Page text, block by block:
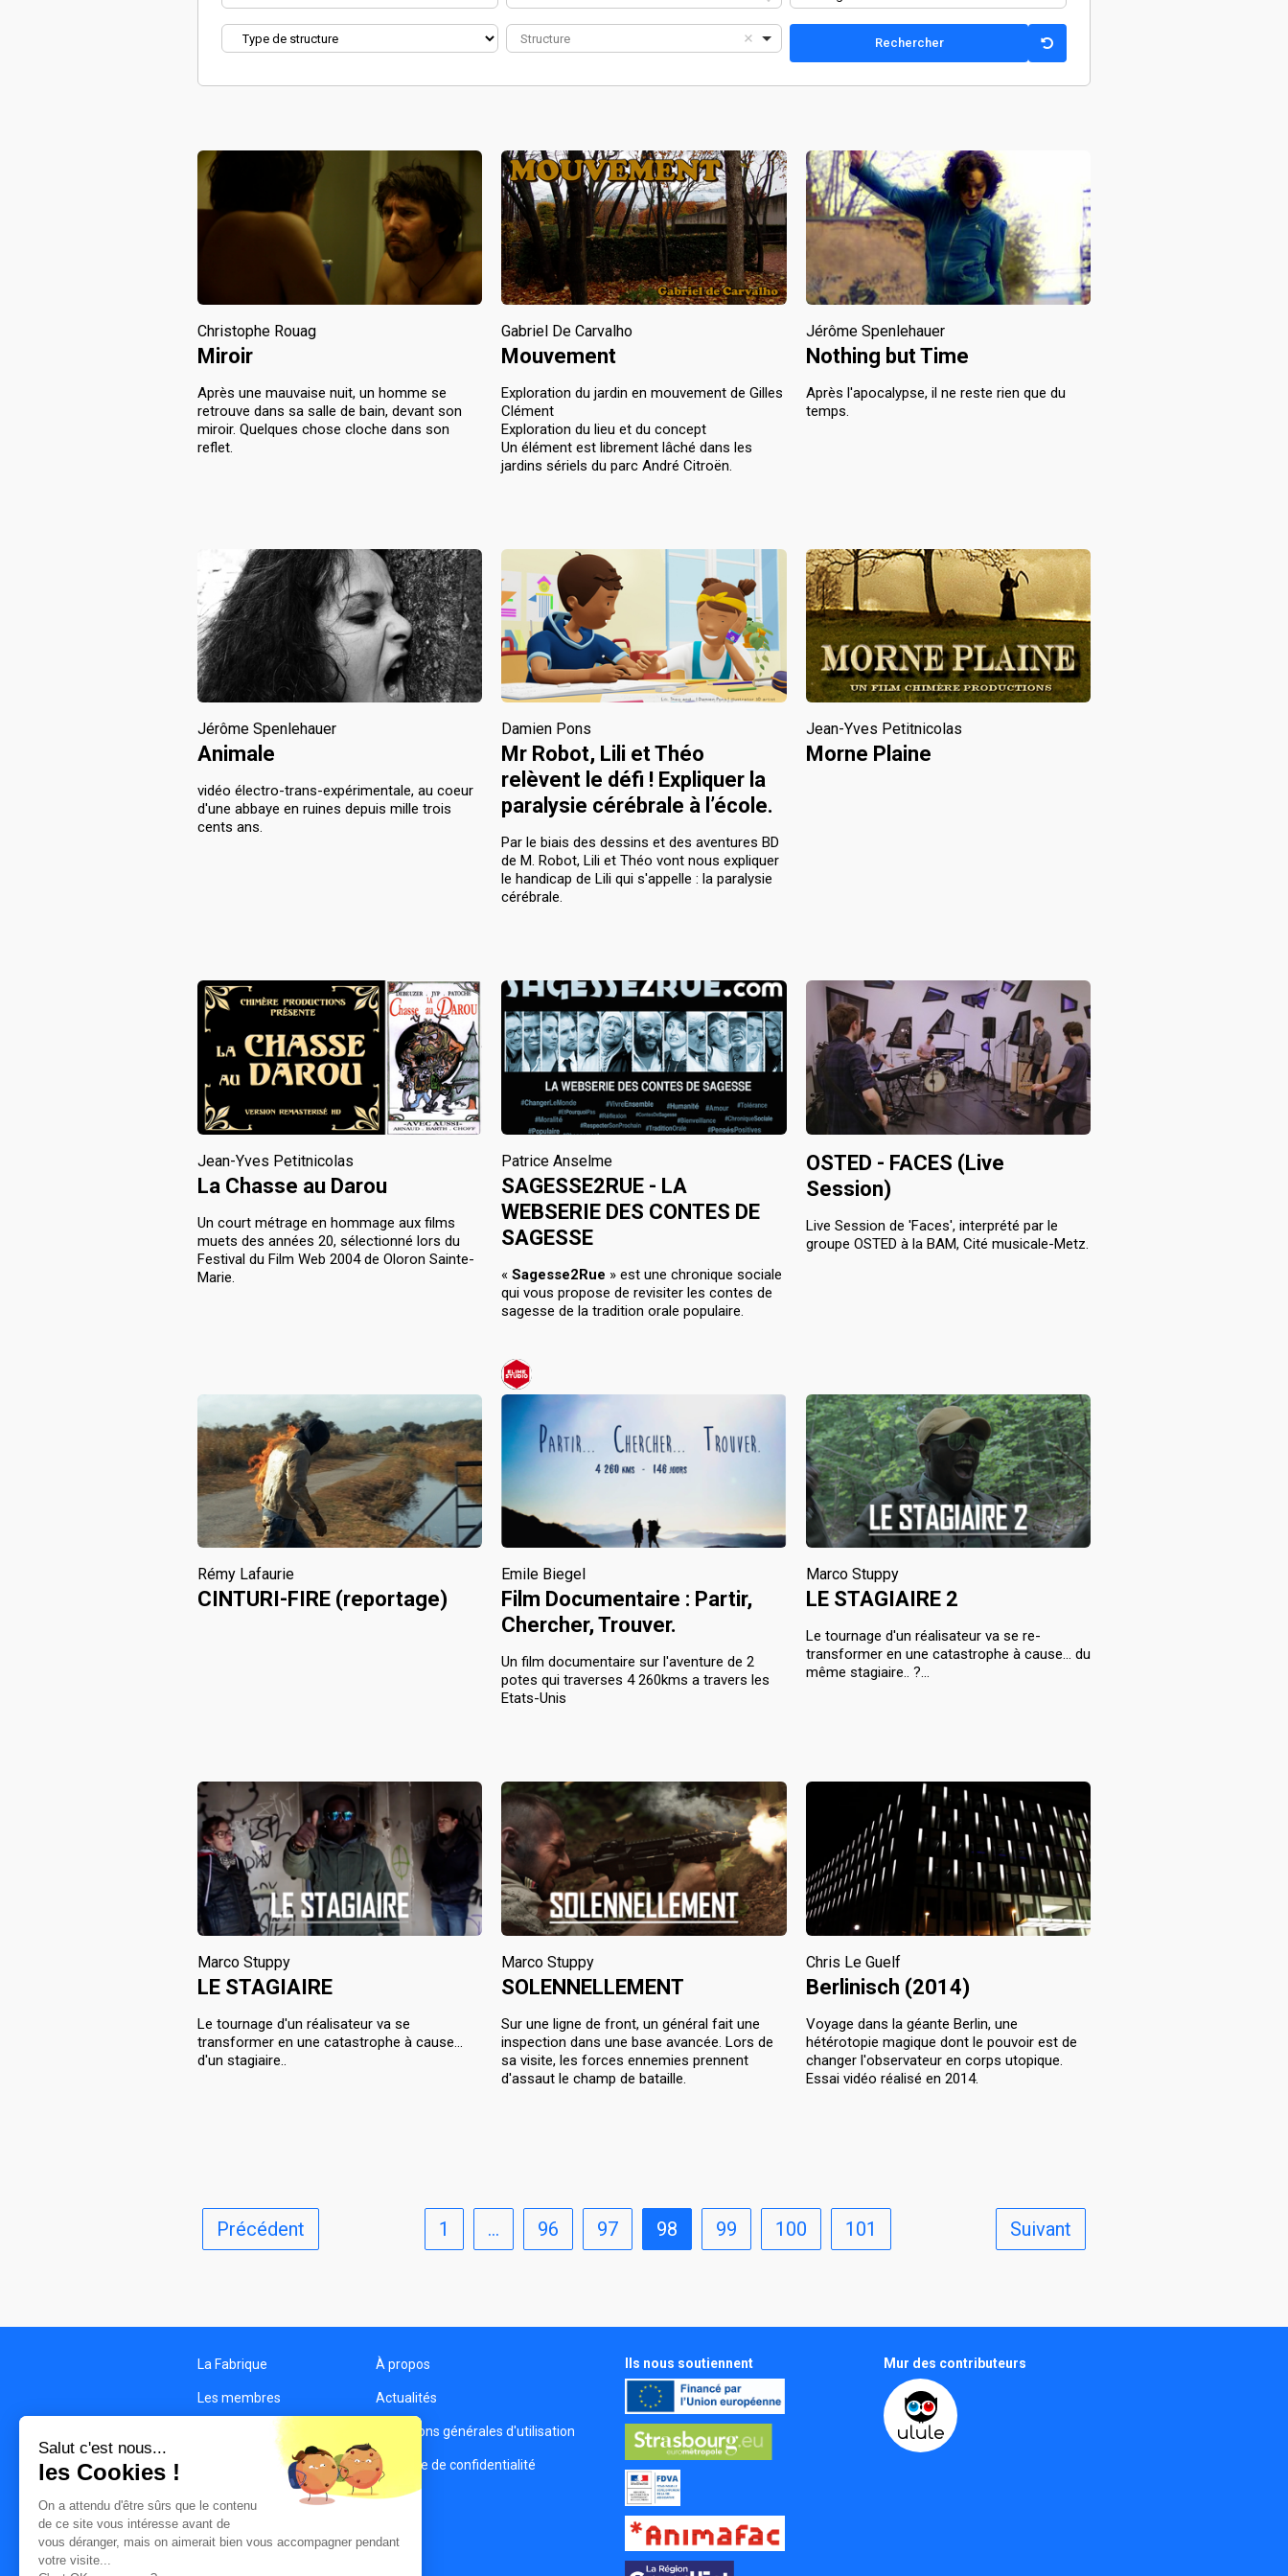
Structure
Christophe Rouag
Miroir
Après une mauvaise nuit, un homme se
retrouve dans sa salle de bain, devant son
miroir. Quelques chose cloche dans son
reflet.
Gabriel De Carvalho
Mouvement
Exploration du jardin en mouvement de Gilles
Clément
Exploration du lieu et du concept
Un élément est librement lâché dans les
jardins sériels du parc André Citroën.
Jérôme Spenlehauer
Nothing but Time
Après l'apocalypse, il ne reste rien que du
temps.
Jérôme Spenlehauer
Animale
vidéo électro-trans-expérimentale, au coeur
d'une abbaye en ruines depuis mille trois
cents ans.
Damien Pons
Mr Robot, Lili et Théo
relèvent le défi ! Expliquer la
paralysie cérébrale à l’école.
Par le biais des dessins et des aventures BD
de M. Robot, Lili et Théo vont nous expliquer
le handicap de Lili qui s'appelle : la paralysie
cérébrale.
Jean-Yves Petitnicolas
Morne Plaine
Jean-Yves Petitnicolas
La Chasse au Darou
Un court métrage en hommage aux films
muets des années 20, sélectionné lors du
Festival du Film Web 2004 de Oloron Sainte-
Marie.
Patrice Anselme
SAGESSE2RUE - LA
WEBSERIE DES CONTES DE
SAGESSE
«Sagesse2Rue » est une chronique sociale
qui vous propose de revisiter les contes de
sagesse de la tradition orale populaire.
OSTED - FACES (Live
Session)
Live Session de 'Faces', interprété par le
groupe OSTED à la BAM, Cité musicale-Metz.
Rémy Lafaurie
CINTURI-FIRE (reportage)
Emile Biegel
Film Documentaire : Partir,
Chercher, Trouver.
Un film documentaire sur l'aventure de 2
potes qui traverses 4 260kms a travers les
Etats-Unis
Marco Stuppy
LE STAGIAIRE 2
Le tournage d'un réalisateur va se re-
transformer en une catastrophe à cause... du
même stagiaire.. ?...
Marco Stuppy
LE STAGIAIRE
Le tournage d'un réalisateur va se
transformer en une catastrophe à cause...
d'un stagiaire..
Marco Stuppy
SOLENNELLEMENT
Sur une ligne de front, un général fait une
inspection dans une base avancée. Lors de
sa visite, les forces ennemies prennent
d'assaut le champ de bataille.
Chris Le Guelf
Berlinisch (2014)
Voyage dans la géante Berlin, une
hétérotopie magique dont le pouvoir est de
changer l'observateur en corps utopique.
Essai vidéo réalisé en 2014.
Précédent 1 … 96 97 98 99 100 101 Suivant
La Fabrique
Les membres
À propos
Actualités
Conditions générales d'utilisation
Politique de confidentialité
Ils nous soutiennent Mur des contributeurs
Salut c'est nous...
les Cookies !
On a attendu d'être sûrs que le contenu
de ce site vous intéresse avant de
vous déranger, mais on aimerait bien vous accompagner pendant
votre visite...